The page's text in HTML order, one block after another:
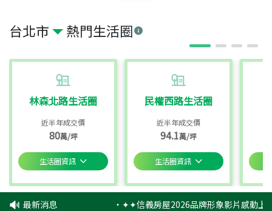
台北市 熱門生活圈
林森北路生活圈
近半年成交價
80萬/坪
生活圈資訊
民權西路生活圈
近半年成交價
94.1萬/坪
生活圈資訊
最新消息 ‧✦✦信義房屋2026品牌形象影片感動上